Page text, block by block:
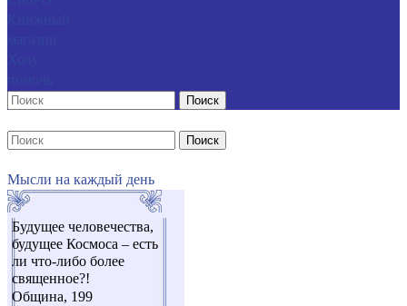
Поиск
Поиск
Мысли на каждый день
Будущее человечества,
будущее Космоса – есть
ли что-либо более
священное?!
Община, 199